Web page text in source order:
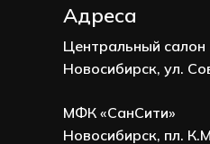
Адреса
Центральный салон
Новосибирск, ул.
МФК «СанСити»
Новосибирск, пл.